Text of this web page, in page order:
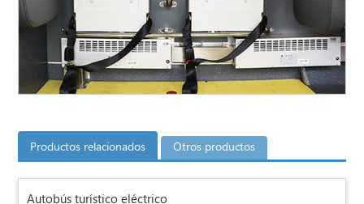
Productos relacionados Otros productos
Autobús turístico eléctrico